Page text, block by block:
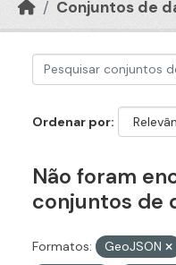
Conjuntos de
Ordenar por
Não foram
conjuntos de
Formatos: GeoJSON